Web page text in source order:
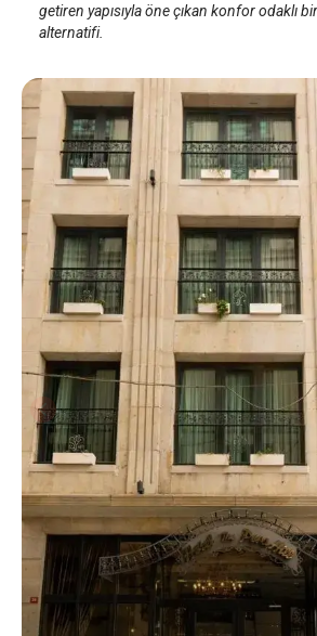
getiren yapısıyla öne çıkan konfor odaklı
alternatifi.